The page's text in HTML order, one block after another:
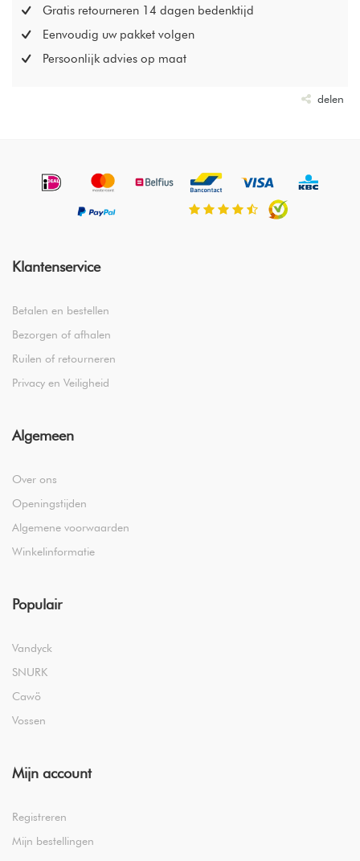
Gratis retourneren 14 dagen bedenktijd
Eenvoudig uw pakket volgen
Persoonlijk advies op maat
delen
Klantenservice
Betalen en bestellen
Bezorgen of afhalen
Ruilen of retourneren
Privacy en Veiligheid
Algemeen
Over ons
Openingstijden
Algemene voorwaarden
Winkelinformatie
Populair
Vandyck
SNURK
Cawö
Vossen
Mijn account
Registreren
Mijn bestellingen